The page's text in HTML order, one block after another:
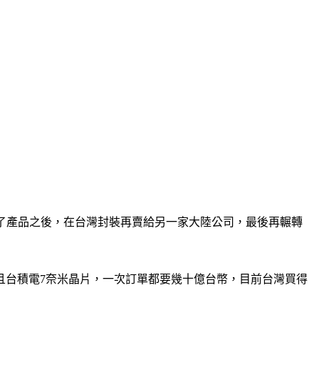
品之後，在台灣封裝再賣給另一家大陸公司，最後再輾轉
積電7奈米晶片，一次訂單都要幾十億台幣，目前台灣買得